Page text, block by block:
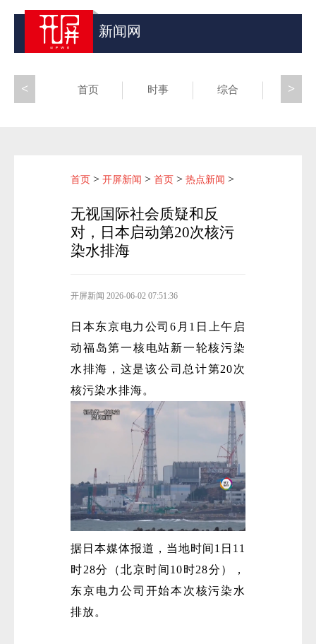
新闻网
首页 时事 综合 昆滇
>
<
首页 > 开屏新闻 > 首页 > 热点新闻 >
无视国际社会质疑和反
对，日本启动第20次核污
染水排海
开屏新闻 2026-06-02 07:51:36
日本东京电力公司6月1日上午启
动福岛第一核电站新一轮核污染
水排海，这是该公司总计第20次
核污染水排海。
据日本媒体报道，当地时间1日11
时28分（北京时间10时28分），
东京电力公司开始本次核污染水
排放。